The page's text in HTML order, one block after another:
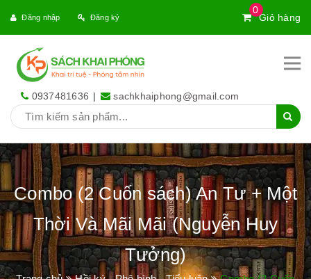
0
Giỏ hàng
Đăng nhập Đăng ký
0937481636 | sachkhaiphong@gmail.com
Combo (2 Cuốn sách) An Tư + Một
Thời Và Mãi Mãi (Nguyễn Huy
Tưởng)